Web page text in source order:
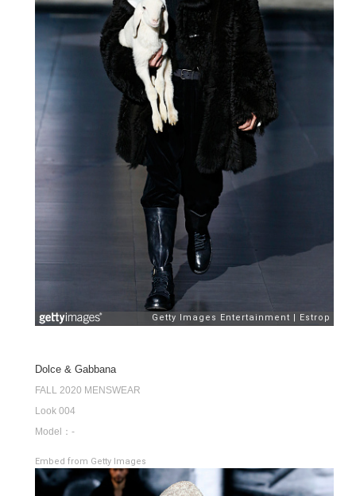
Dolce & Gabbana
FALL 2020 MENSWEAR
Look 004
Model：-
Embed from Getty Images